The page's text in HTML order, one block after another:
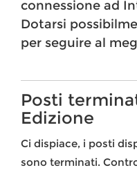
connessione ad
Dotarsi
per seguire al
Posti
Edizione
Ci dispiace, i posti
sono terminati.